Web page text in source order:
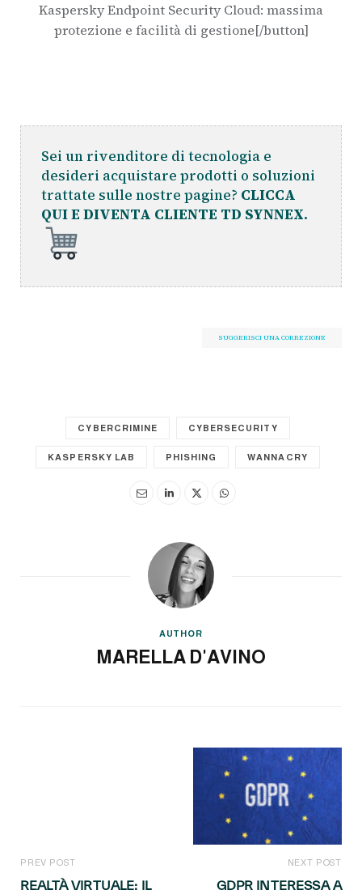
Kaspersky Endpoint Security Cloud: massima
protezione e facilità di gestione[/button]
Sei un rivenditore di tecnologia e
desideri acquistare prodotti o soluzioni
trattate sulle nostre pagine? CLICCA
QUI E DIVENTA CLIENTE TD SYNNEX.
SUGGERISCI UNA CORREZIONE
CYBERCRIMINE CYBERSECURITY
KASPERSKY LAB PHISHING WANNACRY
AUTHOR
MARELLA D'AVINO
PREV POST
REALTÀ VIRTUALE: IL
NEXT POST
GDPR INTERESSA A